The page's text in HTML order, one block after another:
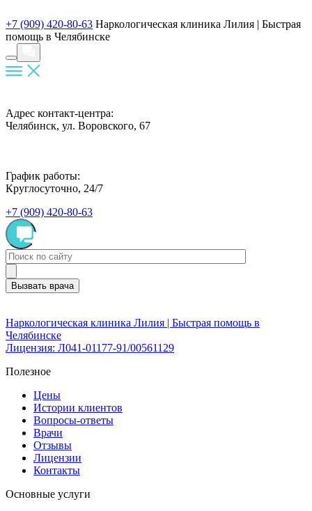
+7 (909) 420-80-63 Наркологическая клиника Лилия | Быстрая
помощь в Челябинске
Адрес контакт-центра:
Челябинск, ул. Воровского, 67
График работы:
Круглосуточно, 24/7
+7 (909) 420-80-63
Вызвать врача
Наркологическая клиника Лилия | Быстрая помощь в
Челябинске
Лицензия: Л041-01177-91/00561129
Полезное
Цены
Истории клиентов
Вопросы-ответы
Врачи
Отзывы
Лицензии
Контакты
Основные услуги